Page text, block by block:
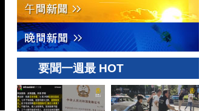
要聞一週最 HOT